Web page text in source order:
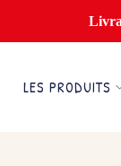
LES PRODUITS